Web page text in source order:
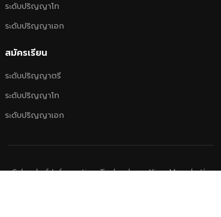
ระดับปริญญาโท
ระดับปริญญาเอก
สมัครเรียน
ระดับปริญญาตรี
ระดับปริญญาโท
ระดับปริญญาเอก
School of Information Technology, King Mongkut’s